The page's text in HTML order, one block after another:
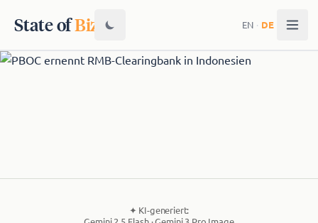
State ofBiz EN · DE
✦ KI-generiert: